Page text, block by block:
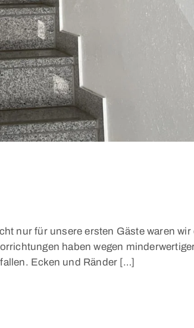
nur für unsere ersten Gäste waren
haben wegen
Ecken und Ränder […]